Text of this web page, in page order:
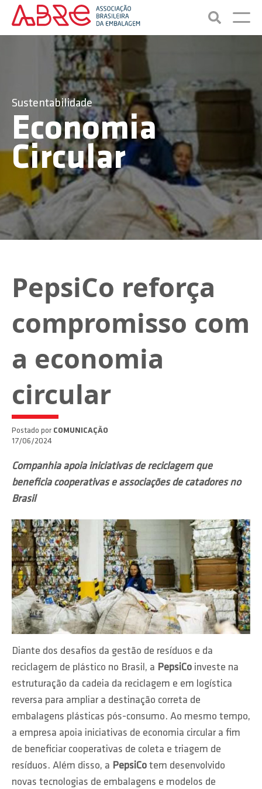
Sustentabilidade
Economia
Circular
PepsiCo reforça
compromisso com
a economia
circular
Postado por COMUNICAÇÃO
17/06/2024
Companhia apoia iniciativas de reciclagem que
beneficia cooperativas e associações de catadores no
Brasil
Diante dos desafios da gestão de resíduos e da
reciclagem de plástico no Brasil, a PepsiCo investe na
estruturação da cadeia da reciclagem e em logística
reversa para ampliar a destinação correta de
embalagens plásticas pós-consumo. Ao mesmo tempo,
a empresa apoia iniciativas de economia circular a fim
de beneficiar cooperativas de coleta e triagem de
resíduos. Além disso, a PepsiCo tem desenvolvido
novas tecnologias de embalagens e modelos de